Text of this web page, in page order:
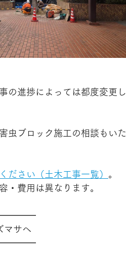
の進捗によっては都度変更し
虫ブロック施工の相談もいた
ださい（土木工事一覧） 。
・費用は異なります。
マサへ